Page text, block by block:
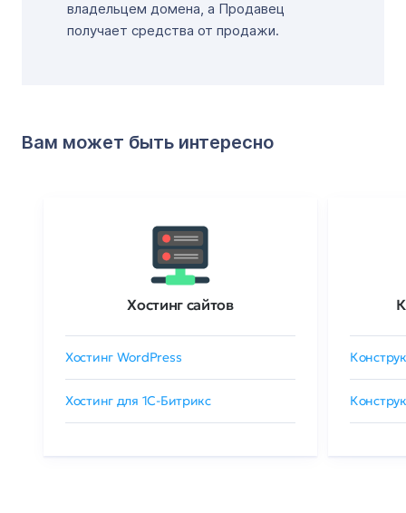
владельцем домена, а Продавец
получает средства от продажи.
Вам может быть интересно
Хостинг сайтов
Хостинг WordPress
Хостинг для 1C-Битрикс